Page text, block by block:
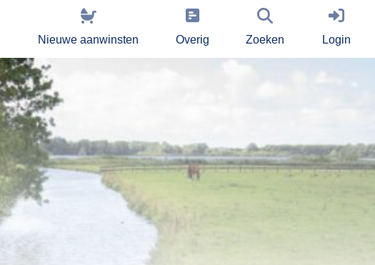
Nieuwe aanwinsten Overig Zoeken Login